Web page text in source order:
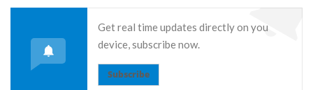
Get real time updates directly on you
device, subscribe now.
Subscribe